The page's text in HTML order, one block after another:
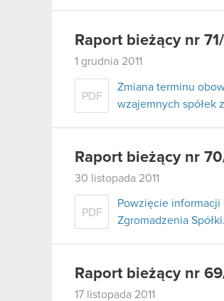
Raport bieżący nr 71/
1 grudnia 2011
PDF
Zmiana terminu
wzajemnych spółek
Raport bieżący nr
30 listopada 2011
PDF
Powzięcie
Zgromadzenia Spółki.
Raport bieżący nr
17 listopada 2011